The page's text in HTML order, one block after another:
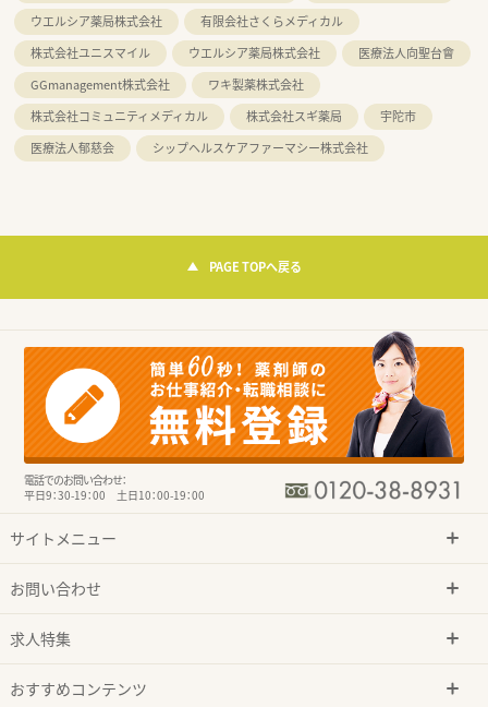
ウエルシア薬局株式会社
有限会社さくらメディカル
株式会社ユニスマイル
ウエルシア薬局株式会社
医療法人向聖台會
GGmanagement株式会社
ワキ製薬株式会社
株式会社コミュニティメディカル
株式会社スギ薬局
宇陀市
医療法人郁慈会
シップヘルスケアファーマシー株式会社
PAGE TOPへ戻る
電話でのお問い合わせ：
平日9：30-19：00 土日10：00-19：00
サイトメニュー
お問い合わせ
求人特集
おすすめコンテンツ